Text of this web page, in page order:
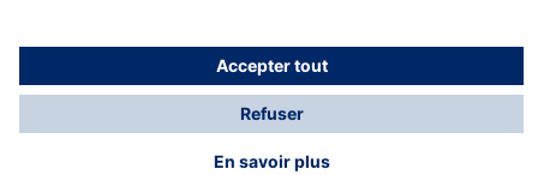
© Dräger France SAS, 2024
*Prix hors taxe. Frais de gestion et de livraison standard
offerts; Indépendamment de la valeur ou du volume de